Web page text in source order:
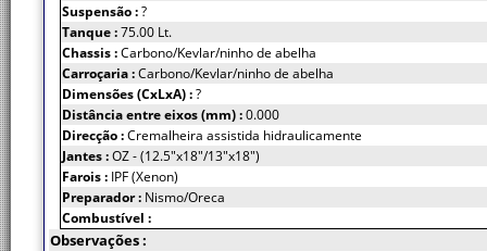
Suspensão :?
Tanque :75.00 Lt.
Chassis :Carbono/Kevlar/ninho de abelha
Carroçaria :Carbono/Kevlar/ninho de abelha
Dimensões (CxLxA) :?
Distância entre eixos (mm) :0.000
Direcção :Cremalheira assistida hidraulicamente
Jantes :OZ - (12.5"x18"/13"x18")
Farois : IPF (Xenon)
Preparador : Nismo/Oreca
Combustível :
Observações :